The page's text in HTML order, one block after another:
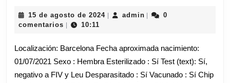
15 de agosto de 202415
de
2024
adminadmin
0
comentarios
10:11
Localización: Barcelona Fecha aproximada nacimiento:
01/07/2021 Sexo : Hembra Esterilizado : Sí Test (text): Sí,
negativo a FIV y Leu Desparasitado : Sí Vacunado : Sí Chip